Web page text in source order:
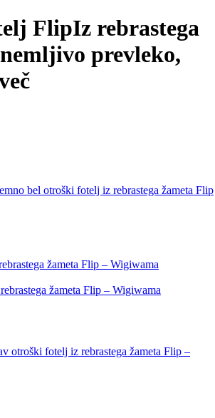
FlipIz rebrastega
prevleko,
bel otroški fotelj iz rebrastega žameta Flip
žameta Flip – Wigiwama
žameta Flip – Wigiwama
otroški fotelj iz rebrastega žameta Flip –